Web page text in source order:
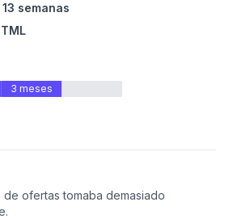
13 semanas
3 meses
de ofertas tomaba demasiado